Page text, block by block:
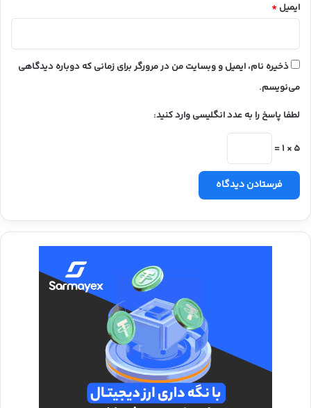
ایمیل *
ذخیره نام، ایمیل و وبسایت من در مرورگر برای زمانی که دوباره دیدگاهی
می‌نویسم.
لطفا پاسخ را به عدد انگلیسی وارد کنید:
5 × 1 =